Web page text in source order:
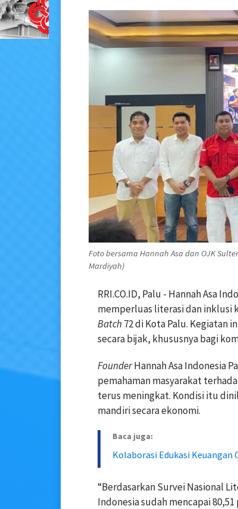
Foto bersama Hannah Asa dan OJK
Mardiyah)
RRI.CO.ID, Palu - Hannah Asa
memperluas literasi dan inklusi
Batch 72 di Kota Palu. Kegiatan
secara bijak, khususnya bagi
FounderHannah Asa Indonesia
pemahaman masyarakat
terus meningkat. Kondisi itu
mandiri secara ekonomi.
Baca juga:
Kolaborasi Edukasi Keuangan
“Berdasarkan Survei Nasional
Indonesia sudah mencapai